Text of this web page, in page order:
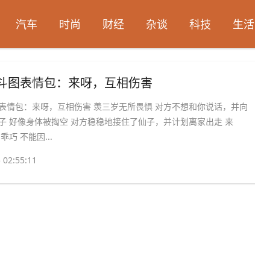
汽车 时尚 财经 杂谈 科技 生活
图表情包：来呀，互相伤害
情包：来呀，互相伤害 羡三岁无所畏惧 对方不想和你说话，并向
好像身体被掏空 对方稳稳地接住了仙子，并计划离家出走 来
巧 不能因...